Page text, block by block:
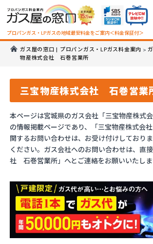
プロパンガス・LPガスの地域最安料金をご案内＜料金保証付＞
ガス屋の窓口 | プロパンガス・LPガス料金案内 >
物産株式会社 石巻営業所
三宝物産株式会社 石巻営業
本ページは宮城県のガス会社「三宝物産株式
の情報掲載ページであり、「三宝物産株式会
関するお問い合わせは、お受け付けしており
ください。ガス会社へのお問い合わせは、直
社 石巻営業所」へとご連絡をお願いいたしま